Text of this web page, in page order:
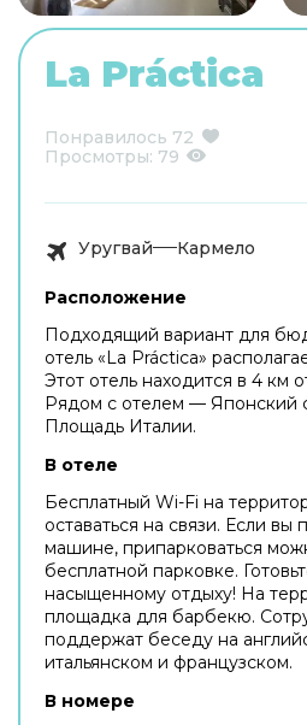
La Práctica
Понравилось 72
Просмотры: 79
Уругвай Кармело
Расположение
Подходящий вариант для
отель «La Práctica»
Этот отель находится в 4 км
Рядом с отелем — Японский
Площадь Италии.
В отеле
Бесплатный Wi-Fi на
оставаться на связи. Если вы
машине, припарковаться
бесплатной парковке.
насыщенному отдыху! На
площадка для барбекю.
поддержат беседу на
итальянском и французском.
В номере